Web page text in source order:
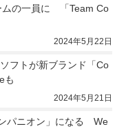
の一員に　「Team Co
2024年5月22日
フトが新ブランド「Co
も
2024年5月21日
パニオン」になる　We